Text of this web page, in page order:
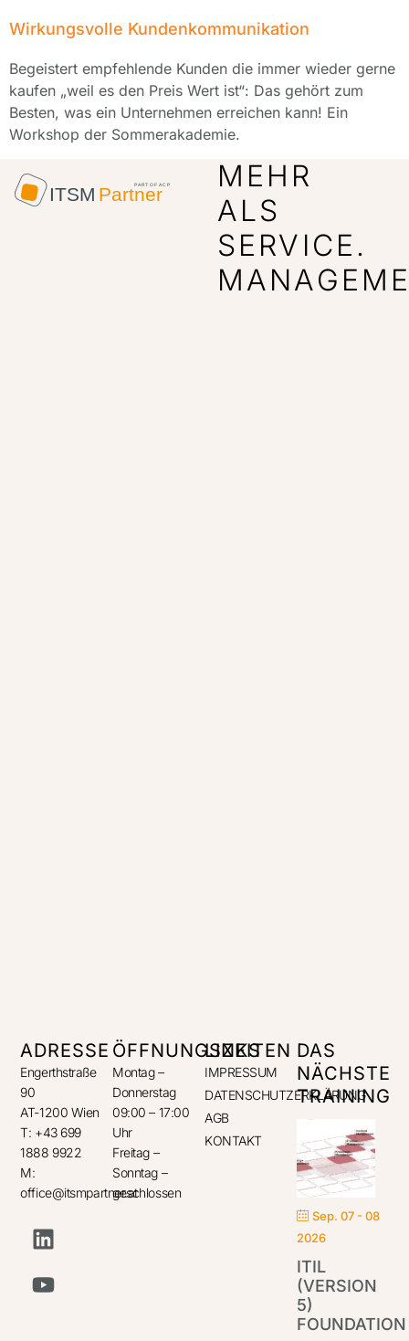
Wirkungsvolle Kundenkommunikation
Begeistert empfehlende Kunden die immer wieder gerne
kaufen „weil es den Preis Wert ist“: Das gehört zum
Besten, was ein Unternehmen erreichen kann! Ein
Workshop der Sommerakademie.
MEHR
ALS
SERVICE.
ADRESSE
Engerthstraße
90
AT-1200 Wien
T: +43 699
1888 9922
M:
office@itsmpartner.at
ÖFFNUNGSZEITEN
Montag –
Donnerstag
09:00 – 17:00
Uhr
Freitag –
Sonntag –
geschlossen
LINKS
IMPRESSUM
DATENSCHUTZERKLÄRUNG
AGB
KONTAKT
DAS
NÄCHSTE
TRAINING
Sep. 07 - 08
2026
ITIL
(VERSION
5)
FOUNDATION